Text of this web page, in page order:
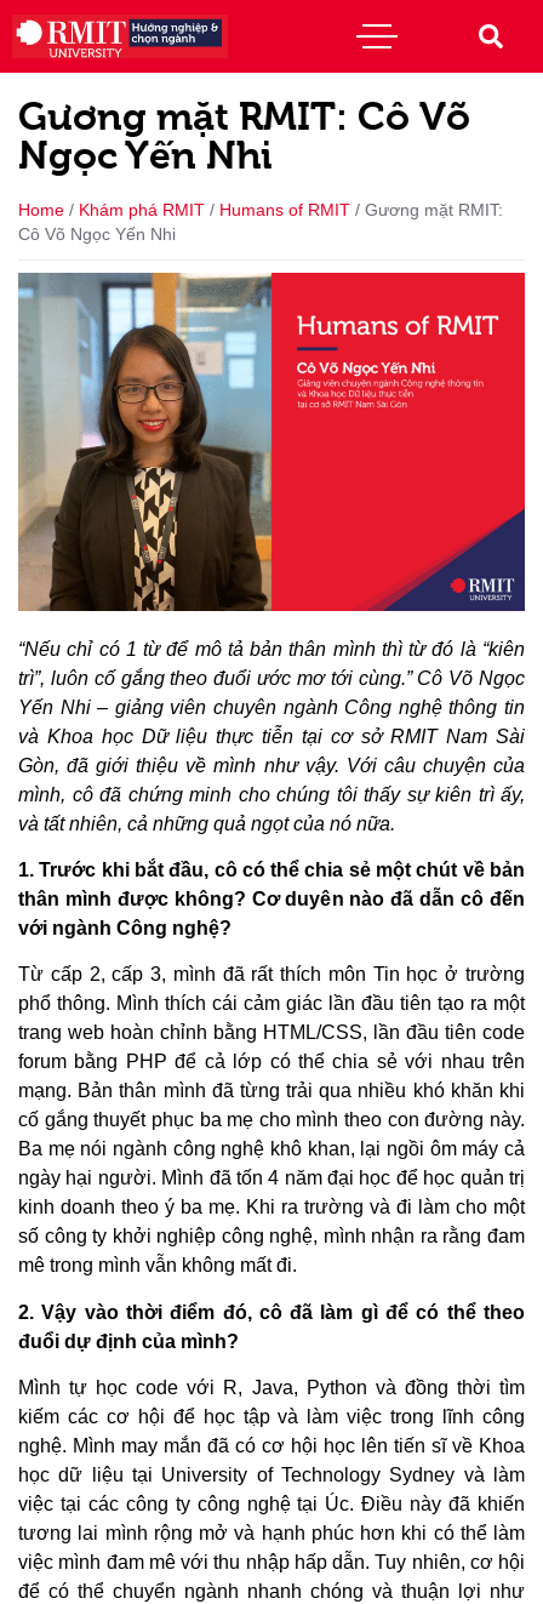
Gương mặt RMIT: Cô Võ
Ngọc Yến Nhi
Home / Khám phá RMIT / Humans of RMIT / Gương mặt RMIT:
Cô Võ Ngọc Yến Nhi
“Nếu chỉ có 1 từ để mô tả bản thân mình thì từ đó là “kiên
trì”, luôn cố gắng theo đuổi ước mơ tới cùng.” Cô Võ Ngọc
Yến Nhi – giảng viên chuyên ngành Công nghệ thông tin
và Khoa học Dữ liệu thực tiễn tại cơ sở RMIT Nam Sài
Gòn, đã giới thiệu về mình như vậy. Với câu chuyện của
mình, cô đã chứng minh cho chúng tôi thấy sự kiên trì ấy,
và tất nhiên, cả những quả ngọt của nó nữa.
1. Trước khi bắt đầu, cô có thể chia sẻ một chút về bản
thân mình được không? Cơ duyên nào đã dẫn cô đến
với ngành Công nghệ?
Từ cấp 2, cấp 3, mình đã rất thích môn Tin học ở trường
phổ thông. Mình thích cái cảm giác lần đầu tiên tạo ra một
trang web hoàn chỉnh bằng HTML/CSS, lần đầu tiên code
forum bằng PHP để cả lớp có thể chia sẻ với nhau trên
mạng. Bản thân mình đã từng trải qua nhiều khó khăn khi
cố gắng thuyết phục ba mẹ cho mình theo con đường này.
Ba mẹ nói ngành công nghệ khô khan, lại ngồi ôm máy cả
ngày hại người. Mình đã tốn 4 năm đại học để học quản trị
kinh doanh theo ý ba mẹ. Khi ra trường và đi làm cho một
số công ty khởi nghiệp công nghệ, mình nhận ra rằng đam
mê trong mình vẫn không mất đi.
2. Vậy vào thời điểm đó, cô đã làm gì để có thể theo
đuổi dự định của mình?
Mình tự học code với R, Java, Python và đồng thời tìm
kiếm các cơ hội để học tập và làm việc trong lĩnh công
nghệ. Mình may mắn đã có cơ hội học lên tiến sĩ về Khoa
học dữ liệu tại University of Technology Sydney và làm
việc tại các công ty công nghệ tại Úc. Điều này đã khiến
tương lai mình rộng mở và hạnh phúc hơn khi có thể làm
việc mình đam mê với thu nhập hấp dẫn. Tuy nhiên, cơ hội
để có thể chuyển ngành nhanh chóng và thuận lợi như